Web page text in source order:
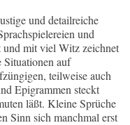
und detailreiche
und
und mit viel Witz zeichnet
auf
teilweise auch
Epigrammen steckt
läßt. Kleine Sprüche
Sinn sich manchmal erst